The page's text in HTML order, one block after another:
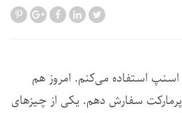
استفاده می‌کنم. امروز هم
سفارش دهم. یکی از چیزهای